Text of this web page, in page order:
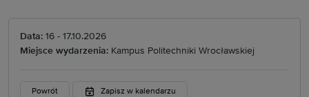
Data: 16 - 17.10.2026
Miejsce wydarzenia: Kampus Politechniki Wrocławskiej
Powrót Zapisz w kalendarzu